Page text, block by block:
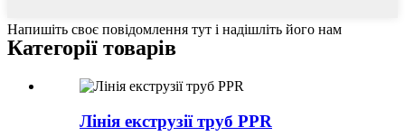
Напишіть своє повідомлення тут і надішліть його нам
Категорії товарів
Лінія екструзії труб PPR